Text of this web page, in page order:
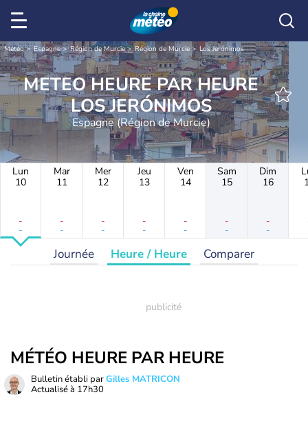
Météo Espagne Région de Murcie Région de Murcie Los Jerónimos
METEO HEURE PAR HEURE
LOS JERÓNIMOS
Espagne (Région de Murcie)
Lun
10
-
-
Mar
11
-
-
Mer
12
-
-
Jeu
13
-
-
Ven
14
-
-
Sam
15
-
-
Dim
16
-
-
Journée Heure / Heure Comparer
MÉTÉO HEURE PAR HEURE
Bulletin établi parGilles MATRICON
Actualisé à 17h30